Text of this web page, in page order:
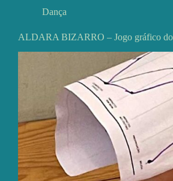
Dança
ALDARA BIZARRO – Jogo gráfico do